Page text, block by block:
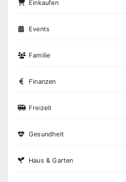
Einkaufen
Events
Familie
Finanzen
Freizeit
Gesundheit
Haus & Garten